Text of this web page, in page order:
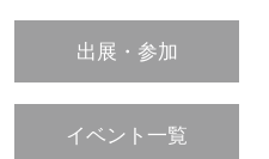
出展・参加
イベント一覧